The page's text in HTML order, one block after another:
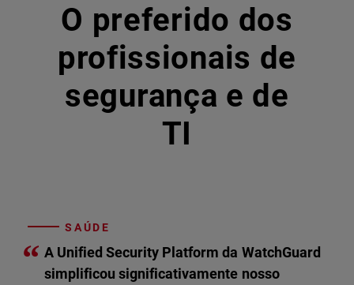
O preferido dos
profissionais de
segurança e de
TI
SAÚDE
“ A Unified Security Platform da WatchGuard
simplificou significativamente nosso